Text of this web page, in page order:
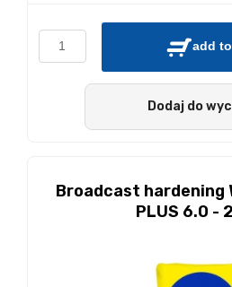
add
Dodaj do
Broadcast hardening
PLUS 6.0 -